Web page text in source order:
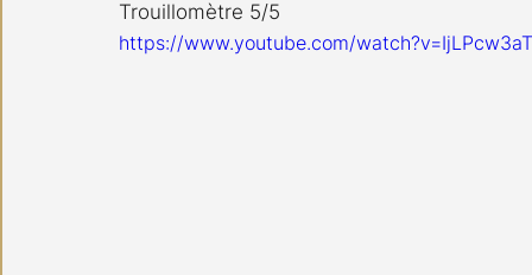
Trouillomètre 5/5
https://www.youtube.com/